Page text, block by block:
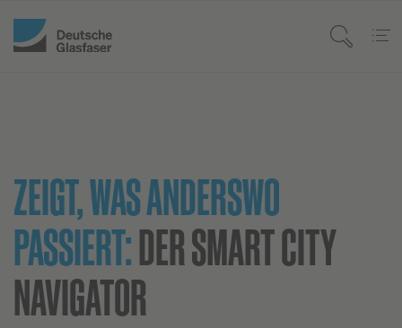
ZEIGT, WAS ANDERSWO
PASSIERT:DER SMART CITY
NAVIGATOR